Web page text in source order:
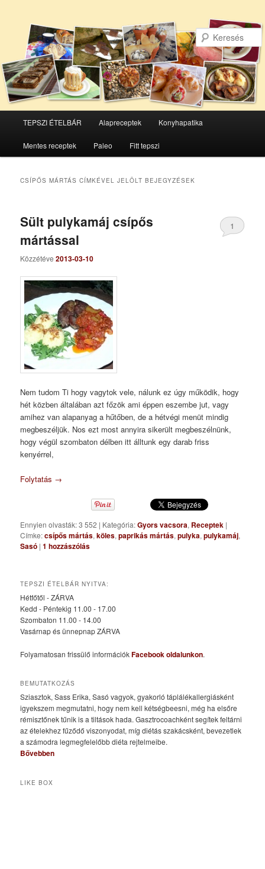
Tovább
az
elsődleges
Tovább
a
másodlagos
TEPSZI ÉTELBÁR Alapreceptek Konyhapatika
Mentes receptek Paleo Fitt tepszi
CSÍPŐS MÁRTÁS CÍMKÉVEL JELÖLT BEJEGYZÉSEK
Sült pulykamáj csípős
mártással
Közzétéve2013-03-10
1
Nem tudom Ti hogy vagytok vele, nálunk ez úgy működik, hogy
hét közben általában azt főzök ami éppen eszembe jut, vagy
amihez van alapanyag a hűtőben, de a hétvégi menüt mindig
megbeszéljük. Nos ezt most annyira sikerült megbeszélnünk,
hogy végül szombaton délben itt álltunk egy darab friss
kenyérrel,
Folytatás →
Ennyien olvasták: 3 552 | Kategória:Gyors vacsora, Receptek |
Címke:csípős mártás,köles,paprikás mártás,pulyka,pulykamáj,
Sasó |1 hozzászólás
TEPSZI ÉTELBÁR NYITVA:
Hétfőtől - ZÁRVA
Kedd - Péntekig 11.00 - 17.00
Szombaton 11.00 - 14.00
Vasárnap és ünnepnap ZÁRVA
Folyamatosan frissülő információkFacebook oldalunkon.
BEMUTATKOZÁS
Sziasztok, Sass Erika, Sasó vagyok, gyakorló táplálékallergiásként
igyekszem megmutatni, hogy nem kell kétségbeesni, még ha elsőre
rémisztőnek tűnik is a tiltások hada. Gasztrocoachként segítek feltárni
az ételekhez fűződő viszonyodat, míg diétás szakácsként, bevezetlek
a számodra legmegfelelőbb diéta rejtelmeibe.
Bővebben
LIKE BOX